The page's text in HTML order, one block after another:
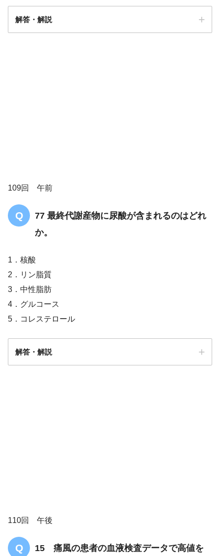
解答・解説
109回 午前
77 最終代謝産物に尿酸が含まれるのはどれ
か。
1．核酸
2．リン脂質
3．中性脂肪
4．グルコース
5．コレステロール
解答・解説
110回 午後
15 痛風の患者の血液検査データで高値を